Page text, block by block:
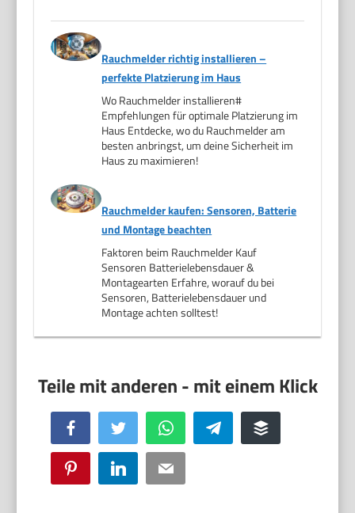
Rauchmelder richtig installieren –
perfekte Platzierung im Haus
Wo Rauchmelder installieren#
Empfehlungen für optimale Platzierung im
Haus Entdecke, wo du Rauchmelder am
besten anbringst, um deine Sicherheit im
Haus zu maximieren!
Rauchmelder kaufen: Sensoren, Batterie
und Montage beachten
Faktoren beim Rauchmelder Kauf
Sensoren Batterielebensdauer &
Montagearten Erfahre, worauf du bei
Sensoren, Batterielebensdauer und
Montage achten solltest!
Facebook Twitter WhatsApp Telegram Buffer
Pinterest LinkedIn Email